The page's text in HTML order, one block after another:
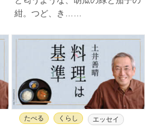
紺。つど、き……
たべる くらし エッセイ